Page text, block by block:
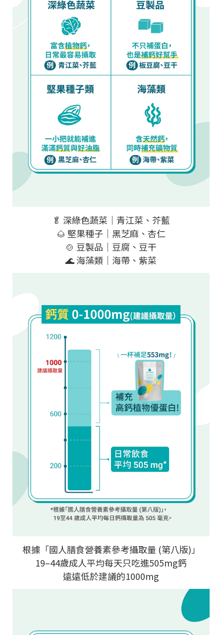
🥬 深綠色蔬菜｜青江菜、芥藍
🌰 堅果種子｜黑芝麻、杏仁
🍲 豆製品｜豆腐、豆干
🌊 海藻類｜海帶、紫菜
根據「國人膳食營養素參考攝取量 (第八版) 」
19–44歲成人平均每天只吃進505mg鈣
遠遠低於建議的1000mg